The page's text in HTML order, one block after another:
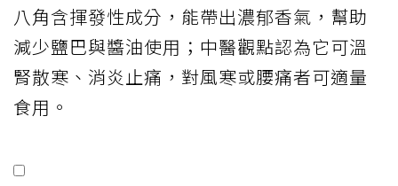
八角含揮發性成分，能帶出濃郁香氣，幫助
減少鹽巴與醬油使用；中醫觀點認為它可溫
腎散寒、消炎止痛，對風寒或腰痛者可適量
食用。